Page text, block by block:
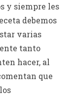
y siempre les
debemos
varias
tanto
hacer, al
que